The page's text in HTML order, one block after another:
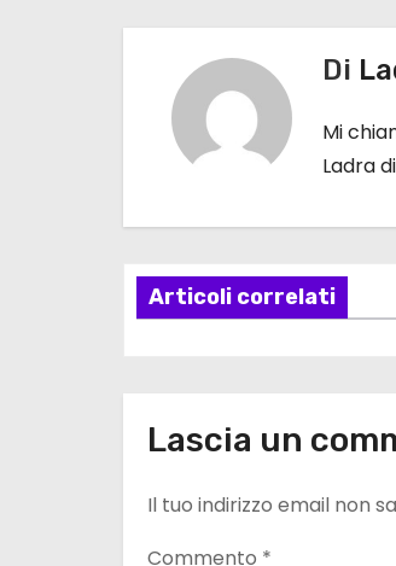
a
a
z
i
n
Di
Mi
Ladra
Articoli correlati
Lascia un
Il tuo indirizzo email non
Commento *